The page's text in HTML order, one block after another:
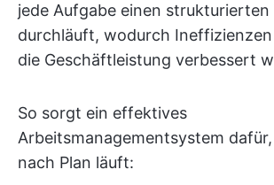
jede Aufgabe einen
durchläuft, wodurch
die Geschäftleistung verbessert
So sorgt ein effektives
Arbeitsmanagementsystem
nach Plan läuft: